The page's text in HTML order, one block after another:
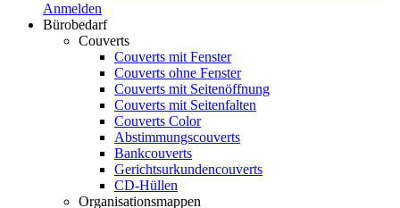
Anmelden
Bürobedarf
Couverts
Couverts mit Fenster
Couverts ohne Fenster
Couverts mit Seitenöffnung
Couverts mit Seitenfalten
Couverts Color
Abstimmungscouverts
Bankcouverts
Gerichtsurkundencouverts
CD-Hüllen
Organisationsmappen